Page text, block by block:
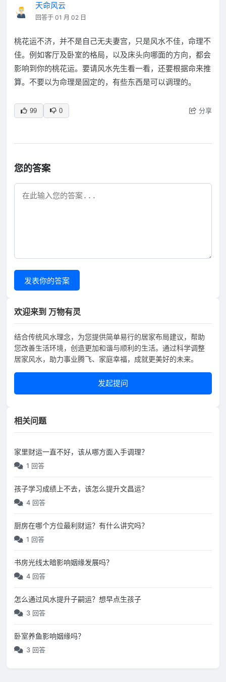
天命风云
回答于 01 月 02 日
桃花运不济，并不是自己无夫妻宫，只是风水不佳，命理不
佳。例如客厅及卧室的格局，以及床头向哪面的方向，都会
影响到你的桃花运。要请风水先生看一看，还要根据命来推
算。不要以为命理是固定的，有些东西是可以调理的。
99 0 分享
您的答案
发表你的答案
欢迎来到 万物有灵
结合传统风水理念，为您提供简单易行的居家布局建议，帮助
您改善生活环境，创造更加和谐与顺利的生活。通过科学调整
居家风水，助力事业腾飞、家庭幸福，成就更美好的未来。
发起提问
相关问题
家里财运一直不好，该从哪方面入手调理？
1 回答
孩子学习成绩上不去，该怎么提升文昌运？
4 回答
厨房在哪个方位最利财运？有什么讲究吗？
1 回答
书房光线太暗影响姻缘发展吗？
4 回答
怎么通过风水提升子嗣运？想早点生孩子
3 回答
卧室养鱼影响姻缘吗？
3 回答